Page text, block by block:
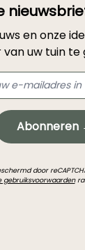
en onze
van uw tuin te
Abonneren
door
gebruiksvoorwaarden